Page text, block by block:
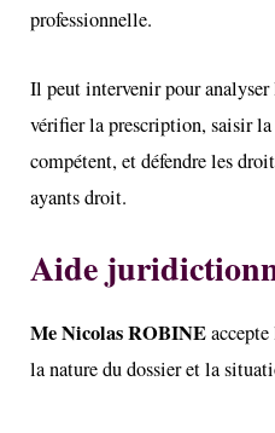
professionnelle.
Il peut intervenir pour
vérifier la prescription, saisir
compétent, et défendre les
ayants droit.
Aide
Me Nicolas ROBINEaccepte
la nature du dossier et la